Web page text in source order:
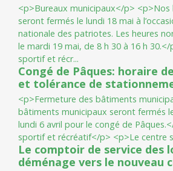
<p>Bureaux municipaux</p> <p>Nos
seront fermés le lundi 18 mai à l’occasi
nationale des patriotes. L es heures no
le mardi 19 mai, de 8 h 30 à 16 h 30.</
sportif et récr...
Congé de Pâques: horaire
et tolérance de
<p>Fermeture des bâtiments municip
bâtiments municipaux seront fermés l
lundi 6 avril pour le congé de Pâques.<
sportif et récréatif</p> <p>Le centre s
Le comptoir de service des
déménage vers le nouveau